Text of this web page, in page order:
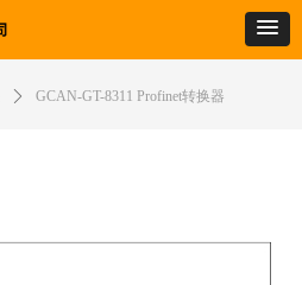
ꄲ GCAN-GT-8311 Profinet转换器